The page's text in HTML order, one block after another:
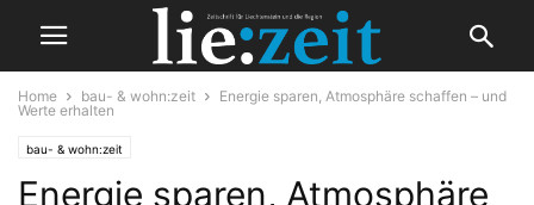
Home bau- & wohn:zeit
Energie sparen, Atmosphäre schaffen – und
Werte erhalten
bau- & wohn:zeit
Energie sparen, Atmosphäre